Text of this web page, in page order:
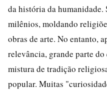
da história da humanidade.
milênios, moldando
obras de arte. No entanto,
relevância, grande parte
mistura de tradição
popular. Muitas